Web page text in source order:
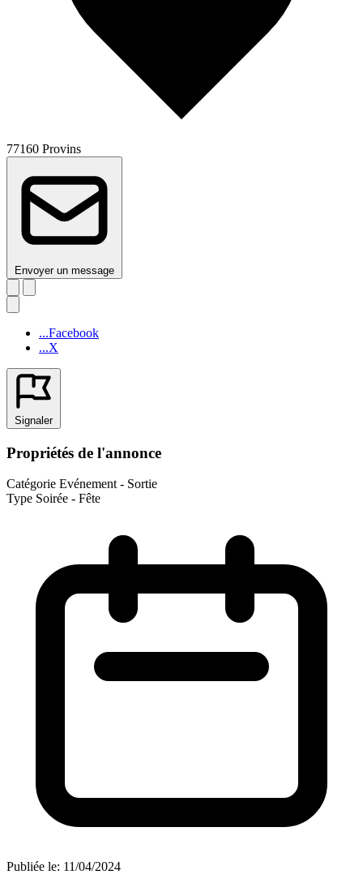
77160 Provins
Envoyer un message
...Facebook
...X
Signaler
Propriétés de l'annonce
Catégorie Evénement - Sortie
Type Soirée - Fête
Publiée le: 11/04/2024